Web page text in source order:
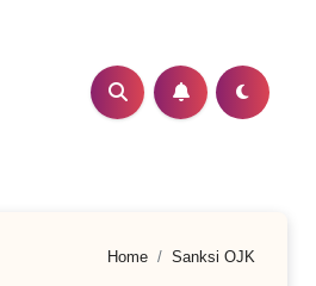
Home Sanksi OJK